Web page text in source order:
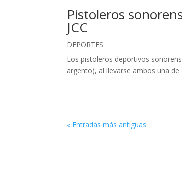
Pistoleros
JCC
DEPORTES
Los pistoleros deportivos
argento), al llevarse ambos una
« Entradas más antiguas